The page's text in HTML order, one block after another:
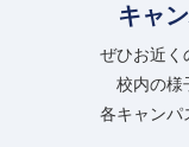
キャ
ぜひお近く
校内の様
各キャンパ